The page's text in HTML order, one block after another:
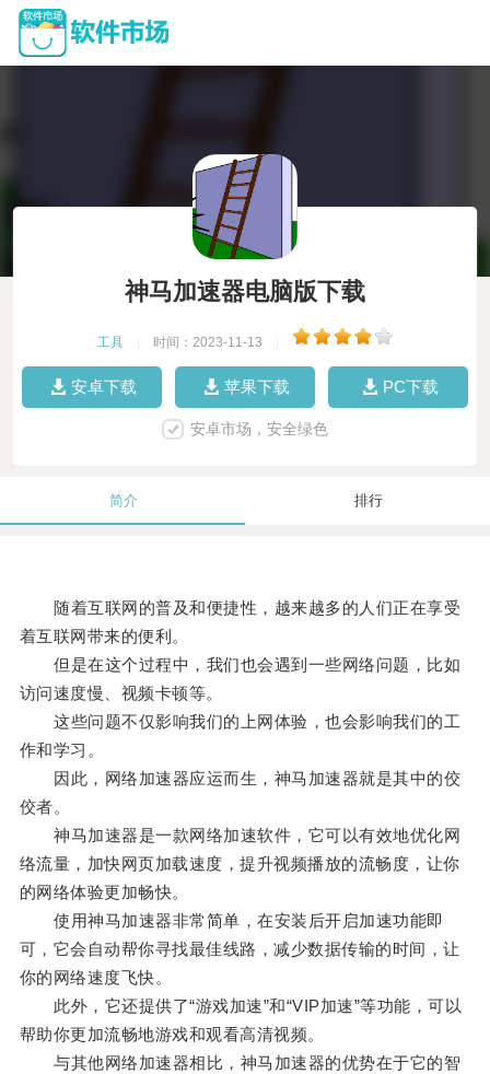
神马加速器电脑版下载
工具 时间：2023-11-13
安卓下载 苹果下载 PC下载
安卓市场，安全绿色
简介 排行
随着互联网的普及和便捷性，越来越多的人们正在享受
着互联网带来的便利。
但是在这个过程中，我们也会遇到一些网络问题，比如
访问速度慢、视频卡顿等。
这些问题不仅影响我们的上网体验，也会影响我们的工
作和学习。
因此，网络加速器应运而生，神马加速器就是其中的佼
佼者。
神马加速器是一款网络加速软件，它可以有效地优化网
络流量，加快网页加载速度，提升视频播放的流畅度，让你
的网络体验更加畅快。
使用神马加速器非常简单，在安装后开启加速功能即
可，它会自动帮你寻找最佳线路，减少数据传输的时间，让
你的网络速度飞快。
此外，它还提供了“游戏加速”和“VIP加速”等功能，可以
帮助你更加流畅地游戏和观看高清视频。
与其他网络加速器相比，神马加速器的优势在于它的智